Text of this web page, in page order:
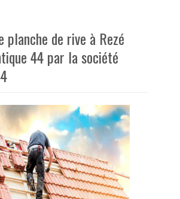
planche de rive à Rezé
44 par la société